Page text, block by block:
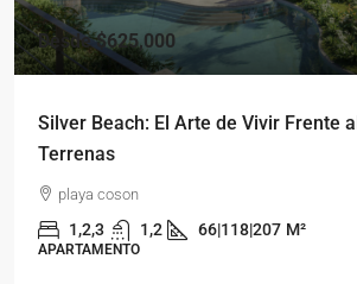
Desde$625,000
Silver Beach: El Arte de Vivir Frente
Terrenas
playa coson
1,2,3 1,2 66|118|207 M²
APARTAMENTO